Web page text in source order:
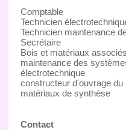
Comptable
Technicien
Technicien maintenance
Secrétaire
Bois et matériaux associés
maintenance des
électrotechnique
constructeur d'ouvrage
matériaux de synthèse
Contact